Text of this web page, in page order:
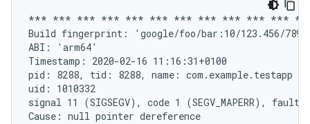
*** *** *** *** *** *** *** *** *** *** ***
Build fingerprint: 'google/foo/bar:10/123.456/
ABI: 'arm64'
Timestamp: 2020-02-16 11:16:31+0100
pid: 8288, tid: 8288, name: com.example.testapp
uid: 1010332
signal 11 (SIGSEGV), code 1 (SEGV_MAPERR), fault
Cause: null pointer dereference